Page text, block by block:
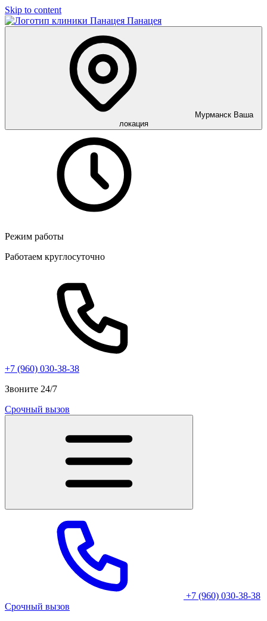
Skip to content
Панацея
Мурманск Ваша
локация
Режим работы
Работаем круглосуточно
+7 (960) 030-38-38
Звоните 24/7
Срочный вызов
+7 (960) 030-38-38
Срочный вызов